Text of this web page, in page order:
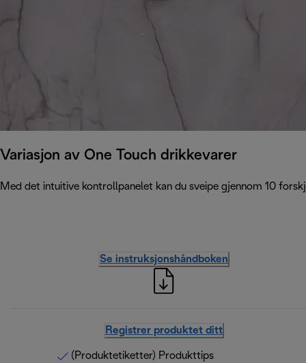
Variasjon av One Touch drikkevarer
Med det intuitive kontrollpanelet kan du sveipe gjennom 10
Se instruksjonshåndboken
Registrer produktet ditt
(Produktetiketter) Produkttips